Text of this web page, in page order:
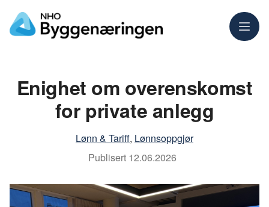
Meny
Enighet om overenskomst
for private anlegg
Lønn & Tariff, Lønnsoppgjør
Publisert 12.06.2026